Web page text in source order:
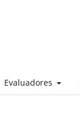
Evaluadores